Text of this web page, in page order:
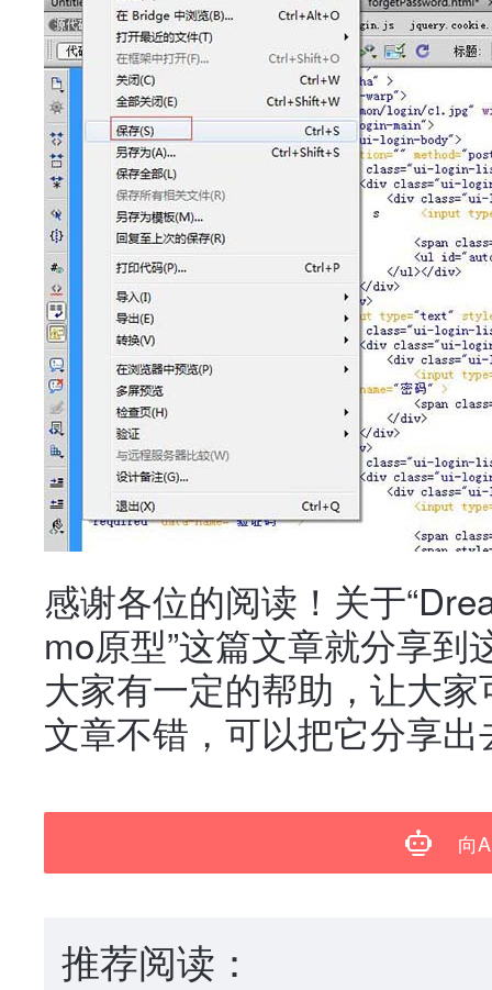
感谢各位的阅读！关于
mo原型”这篇文章就分享
大家有一定的帮助，让大
文章不错，可以把它分享
向
推荐阅读：